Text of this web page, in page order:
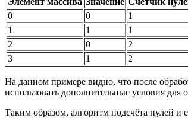
0
0 1
1
1 1
2
0 2
3
1 2
На данном примере видно, что после
использовать дополнительные условия для
Таким образом, алгоритм подсчёта нулей